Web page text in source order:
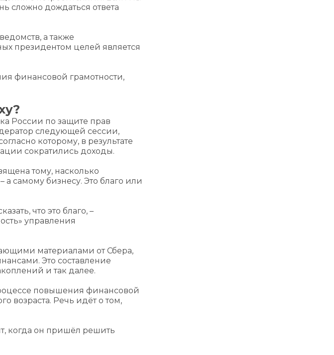
сложно дождаться ответа
а также
президентом целей является
финансовой грамотности,
России по защите прав
следующей сессии,
которому, в результате
сократились доходы.
тому, насколько
самому бизнесу. Это благо или
что это благо, –
управления
материалами от Сбера,
Это составление
и так далее.
повышения финансовой
возраста. Речь идёт о том,
когда он пришёл решить